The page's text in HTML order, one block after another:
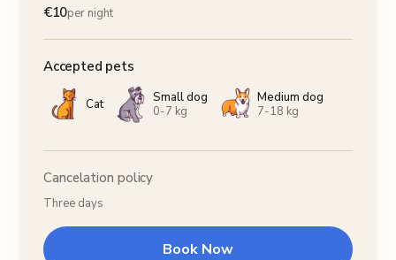
€10per night
Accepted pets
Cat
Small dog
0-7 kg
Medium dog
7-18 kg
Cancelation policy
Three days
Book Now